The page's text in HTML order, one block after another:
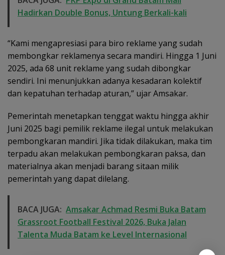
Hadirkan Double Bonus, Untung Berkali-kali
“Kami mengapresiasi para biro reklame yang sudah
membongkar reklamenya secara mandiri. Hingga 1 Juni
2025, ada 68 unit reklame yang sudah dibongkar
sendiri. Ini menunjukkan adanya kesadaran kolektif
dan kepatuhan terhadap aturan,” ujar Amsakar.
Pemerintah menetapkan tenggat waktu hingga akhir
Juni 2025 bagi pemilik reklame ilegal untuk melakukan
pembongkaran mandiri. Jika tidak dilakukan, maka tim
terpadu akan melakukan pembongkaran paksa, dan
materialnya akan menjadi barang sitaan milik
pemerintah yang dapat dilelang.
BACA JUGA: Amsakar Achmad Resmi Buka Batam
Grassroot Football Festival 2026, Buka Jalan
Talenta Muda Batam ke Level Internasional